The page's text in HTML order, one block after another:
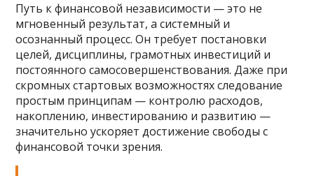
Путь к финансовой независимости — это не
мгновенный результат, а системный и
осознанный процесс. Он требует постановки
целей, дисциплины, грамотных инвестиций и
постоянного самосовершенствования. Даже при
скромных стартовых возможностях следование
простым принципам — контролю расходов,
накоплению, инвестированию и развитию —
значительно ускоряет достижение свободы с
финансовой точки зрения.